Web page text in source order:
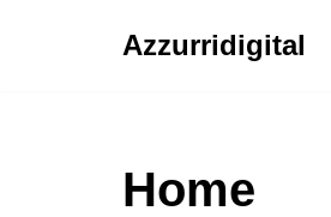
Azzurridigital
Home